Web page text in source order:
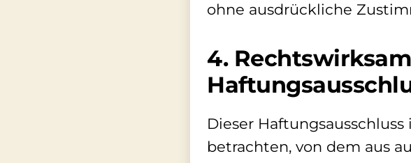
ohne ausdrückliche
4.
Dieser
betrachten, von dem aus